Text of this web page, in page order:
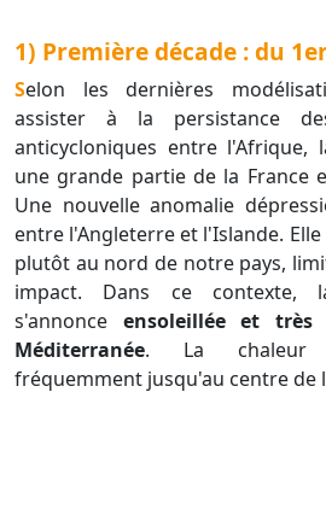
1) Première décade : du
Selon les dernières modélisations, nous devrions
assister à la persistance
anticycloniques entre l'Afrique,
une grande partie de la France
Une nouvelle anomalie
entre l'Angleterre et l'Islande.
plutôt au nord de notre pays,
impact. Dans ce contexte,
s'annonce ensoleillée et
Méditerranée. La chaleur
fréquemment jusqu'au centre de